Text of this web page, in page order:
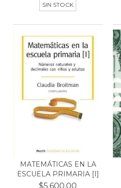
SIN STOCK
MATEMÁTICAS EN LA
ESCUELA PRIMARIA [I]
$5.600,00